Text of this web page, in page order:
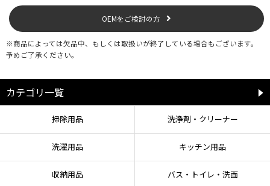
い。 水が洗濯機外へ流れ出す恐れがありますので、必ず洗濯機の取扱説明書に
従い掃除をしてください。
●開ける場合は、脱水モードで排水し、念のため洗面器などを用意して水の流
出に備えてください。 洗面器などで受けながらゴミ受けのつまみを少し緩め、
徐々に水を出してください。
【使用方法】
2. ゴミ受けからネットが外れないように下記のいずれかの方法で、ゴミ受けに
ワンタッチテープを取り付けてください。
〈Aパターン〉
OEMをご検討の方
※商品によっては欠品中、もしくは取扱いが終了している場合もございます。
予めご了承ください。
カテゴリ一覧
掃除用品 洗浄剤・クリーナー
洗濯用品 キッチン用品
収納用品 バス・トイレ・洗面